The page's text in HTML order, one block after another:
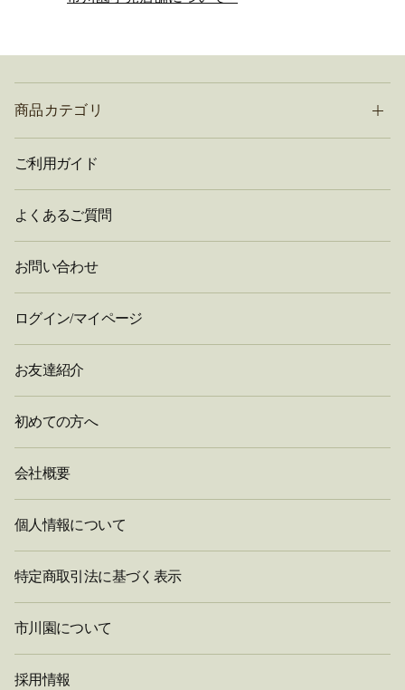
商品カテゴリ
ご利用ガイド
よくあるご質問
お問い合わせ
ログイン/マイページ
お友達紹介
初めての方へ
会社概要
個人情報について
特定商取引法に基づく表示
市川園について
採用情報